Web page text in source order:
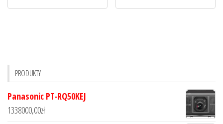
PRODUKTY
Panasonic PT-RQ50KEJ
1338000,00zł